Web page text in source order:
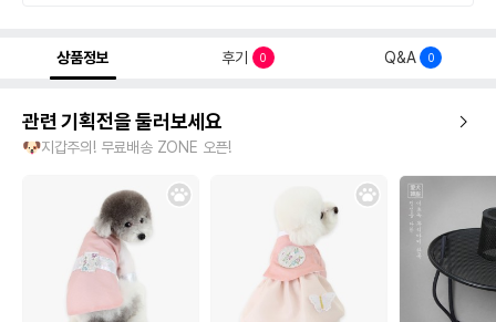
상품정보 후기 0 Q&A 0
관련 기획전을 둘러보세요
🐶지갑주의! 무료배송 ZONE 오픈!